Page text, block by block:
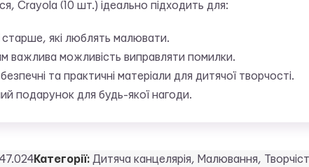
Crayola (10 шт.) ідеально підходить для:
старше, які люблять малювати.
важлива можливість виправляти помилки.
та практичні матеріали для дитячої творчості.
подарунок для будь-якої нагоди.
Категорії: Дитяча канцелярія, Малювання,